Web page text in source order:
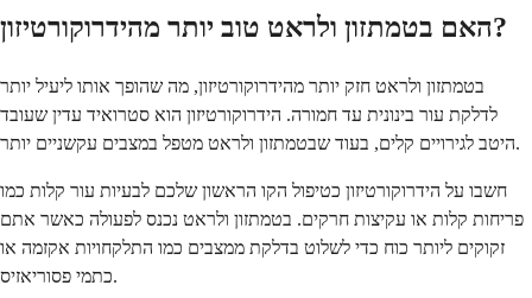
האם בטמתזון ולראט טוב יותר מהידרוקורטיזון?
בטמתזון ולראט חזק יותר מהידרוקורטיזון, מה שהופך אותו ליעיל יותר
לדלקת עור בינונית עד חמורה. הידרוקורטיזון הוא סטרואיד עדין שעובד
היטב לגירויים קלים, בעוד שבטמתזון ולראט מטפל במצבים עקשניים יותר.
חשבו על הידרוקורטיזון כטיפול הקו הראשון שלכם לבעיות עור קלות כמו
פריחות קלות או עקיצות חרקים. בטמתזון ולראט נכנס לפעולה כאשר אתם
זקוקים ליותר כוח כדי לשלוט בדלקת ממצבים כמו התלקחויות אקזמה או
כתמי פסוריאזיס.